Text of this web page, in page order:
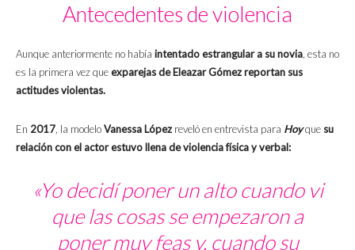
Antecedentes de violencia
Aunque anteriormente no había intentado estrangular a su novia, esta no
es la primera vez queexparejas de Eleazar Gómez reportan sus
actitudes violentas.
En 2017, la modeloVanessa López reveló en entrevista para Hoyque su
relación con el actor estuvo llena de violencia física y verbal:
«Yo decidí poner un alto cuando vi
que las cosas se empezaron a
poner muy feas y, cuando su